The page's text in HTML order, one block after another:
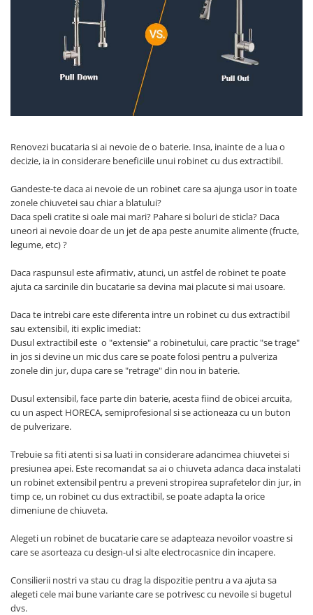
Accesorii chiuvete bucatarie
Gratar protectie chiuveta
Scurgator farfurii
Tavita scurgere vase/legume/fructe
Dispenser detergent
Rasnite de cafea
Roboti de bucatarie
Spumarea laptelui
Combine frigorifice
Espressoare cafea
Aparate de gatit-aragazuri
Masina de spalat vase
Seturi Electrocasnice
Termostate si senzori Livolo
Sonerii electrice
Construieste singur
Renovezi bucataria si ai nevoie de o baterie. Insa, inainte de a lua o
decizie, ia in considerare beneficiile unui robinet cu dus extractibil.
Gandeste-te daca ai nevoie de un robinet care sa ajunga usor in toate
zonele chiuvetei sau chiar a blatului?
Daca speli cratite si oale mai mari? Pahare si boluri de sticla? Daca
uneori ai nevoie doar de un jet de apa peste anumite alimente (fructe,
legume, etc) ?
Daca raspunsul este afirmativ, atunci, un astfel de robinet te poate
ajuta ca sarcinile din bucatarie sa devina mai placute si mai usoare.
Daca te intrebi care este diferenta intre un robinet cu dus extractibil
sau extensibil, iti explic imediat:
Dusul extractibil este o "extensie" a robinetului, care practic "se trage"
in jos si devine un mic dus care se poate folosi pentru a pulveriza
zonele din jur, dupa care se "retrage" din nou in baterie.
Dusul extensibil, face parte din baterie, acesta fiind de obicei arcuita,
cu un aspect HORECA, semiprofesional si se actioneaza cu un buton
de pulverizare.
Trebuie sa fiti atenti si sa luati in considerare adancimea chiuvetei si
presiunea apei. Este recomandat sa ai o chiuveta adanca daca instalati
un robinet extensibil pentru a preveni stropirea suprafetelor din jur, in
timp ce, un robinet cu dus extractibil, se poate adapta la orice
dimeniune de chiuveta.
Alegeti un robinet de bucatarie care se adapteaza nevoilor voastre si
care se asorteaza cu design-ul si alte electrocasnice din incapere.
Consilierii nostri va stau cu drag la dispozitie pentru a va ajuta sa
alegeti cele mai bune variante care se potrivesc cu nevoile si bugetul
dvs.